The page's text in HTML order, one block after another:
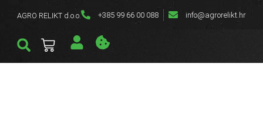
AGRO RELIKT d.o.o. +385 99 66 00 088 info@agrorelikt.hr